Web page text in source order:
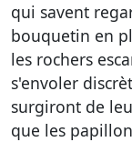
qui savent
bouquetin en
les rochers
s'envoler
surgiront de
que les